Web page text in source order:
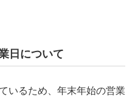
日について
いるため、年末年始の営業